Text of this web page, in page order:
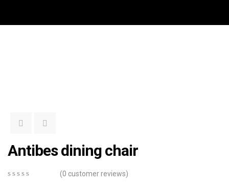
Antibes dining chair
(0 customer reviews)